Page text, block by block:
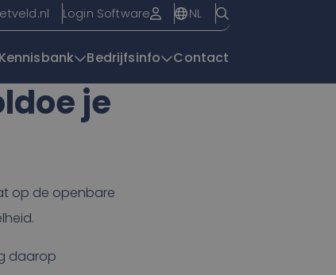
Login Software NL
Kennisbank Bedrijfsinfo Contact
je
op de openbare
daarop